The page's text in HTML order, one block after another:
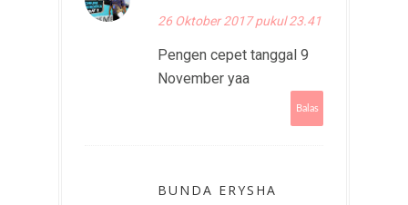
26 Oktober 2017 pukul 23.41
Pengen cepet tanggal 9
November yaa
Balas
BUNDA ERYSHA